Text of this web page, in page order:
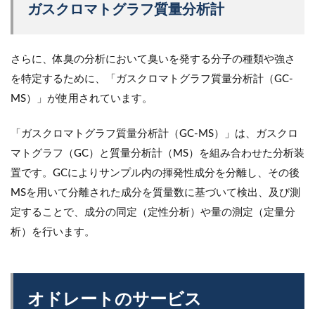
ガスクロマトグラフ質量分析計
さらに、体臭の分析において臭いを発する分子の種類や強さ
を特定するために、「ガスクロマトグラフ質量分析計（GC‐
MS）」が使用されています。
「ガスクロマトグラフ質量分析計（GC‐MS）」は、ガスクロ
マトグラフ（GC）と質量分析計（MS）を組み合わせた分析装
置です。GCによりサンプル内の揮発性成分を分離し、その後
MSを用いて分離された成分を質量数に基づいて検出、及び測
定することで、成分の同定（定性分析）や量の測定（定量分
析）を行います。
オドレートのサービス